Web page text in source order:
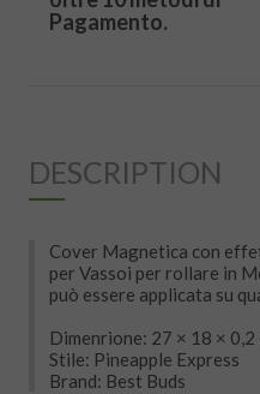
Pagamento.
DESCRIPTION
Cover Magnetica con
per Vassoi per rollare in
può essere applicata su
Dimenrione: 27 × 18 × 0,2
Stile: Pineapple Express
Brand: Best Buds